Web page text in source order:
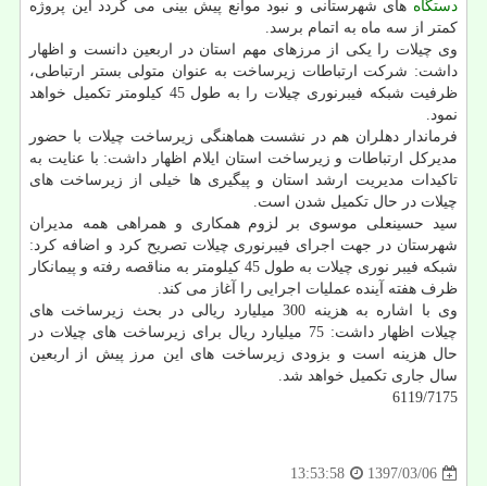
دستگاه های شهرستانی و نبود موانع پیش بینی می گردد این پروژه
كمتر از سه ماه به اتمام برسد.
وی چیلات را یكی از مرزهای مهم استان در اربعین دانست و اظهار
داشت: شركت ارتباطات زیرساخت به عنوان متولی بستر ارتباطی،
ظرفیت شبكه فیبرنوری چیلات را به طول 45 كیلومتر تكمیل خواهد
نمود.
فرماندار دهلران هم در نشست هماهنگی زیرساخت چیلات با حضور
مدیركل ارتباطات و زیرساخت استان ایلام اظهار داشت: با عنایت به
تاكیدات مدیریت ارشد استان و پیگیری ها خیلی از زیرساخت های
چیلات در حال تكمیل شدن است.
سید حسینعلی موسوی بر لزوم همكاری و همراهی همه مدیران
شهرستان در جهت اجرای فیبرنوری چیلات تصریح كرد و اضافه كرد:
شبكه فیبر نوری چیلات به طول 45 كیلومتر به مناقصه رفته و پیمانكار
ظرف هفته آینده عملیات اجرایی را آغاز می كند.
وی با اشاره به هزینه 300 میلیارد ریالی در بحث زیرساخت های
چیلات اظهار داشت: 75 میلیارد ریال برای زیرساخت های چیلات در
حال هزینه است و بزودی زیرساخت های این مرز پیش از اربعین
سال جاری تكمیل خواهد شد.
6119/7175
1397/03/06
13:53:58